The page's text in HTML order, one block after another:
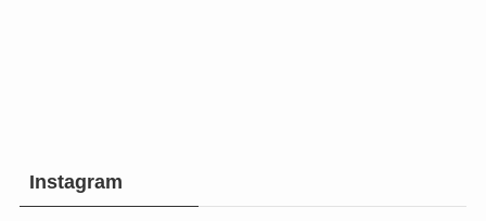
Instagram